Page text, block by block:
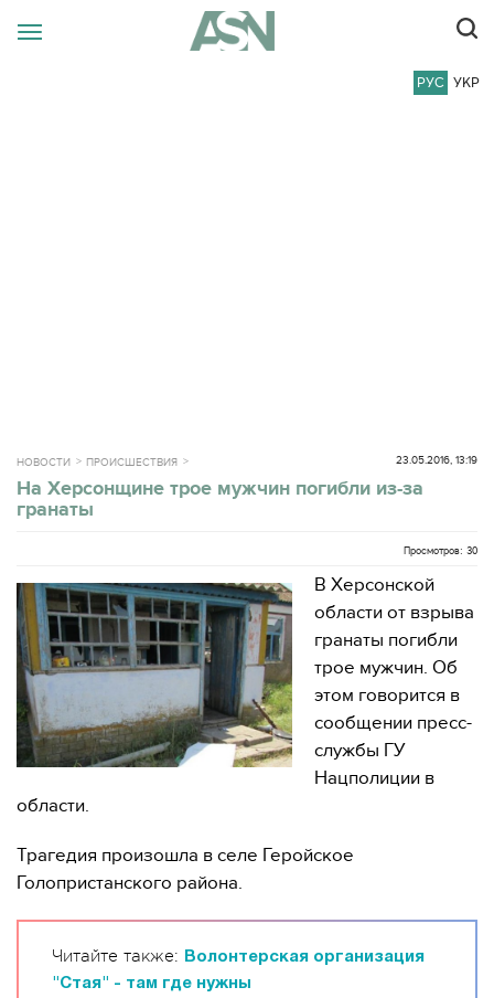
РУС УКР
НОВОСТИ ПРОИСШЕСТВИЯ 23.05.2016, 13:19
На Херсонщине трое мужчин погибли из-за
гранаты
Просмотров: 30
В Херсонской
области от взрыва
гранаты погибли
трое мужчин. Об
этом говорится в
сообщении пресс-
службы ГУ
Нацполиции в
области.
Трагедия произошла в селе Геройское
Голопристанского района.
Читайте также:
Волонтерская организация
"Стая" - там где нужны